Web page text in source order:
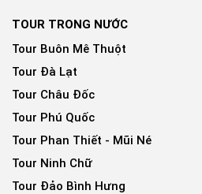
TOUR TRONG NƯỚC
Tour Buôn Mê Thuột
Tour Đà Lạt
Tour Châu Đốc
Tour Phú Quốc
Tour Phan Thiết - Mũi Né
Tour Ninh Chữ
Tour Đảo Bình Hưng